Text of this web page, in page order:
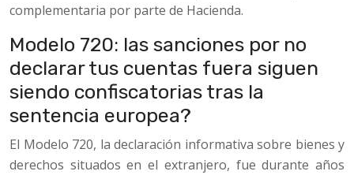
complementaria por parte de Hacienda.
Modelo 720: las sanciones por no
declarar tus cuentas fuera siguen
siendo confiscatorias tras la
sentencia europea?
El Modelo 720, la declaración informativa sobre bienes y
derechos situados en el extranjero, fue durante años